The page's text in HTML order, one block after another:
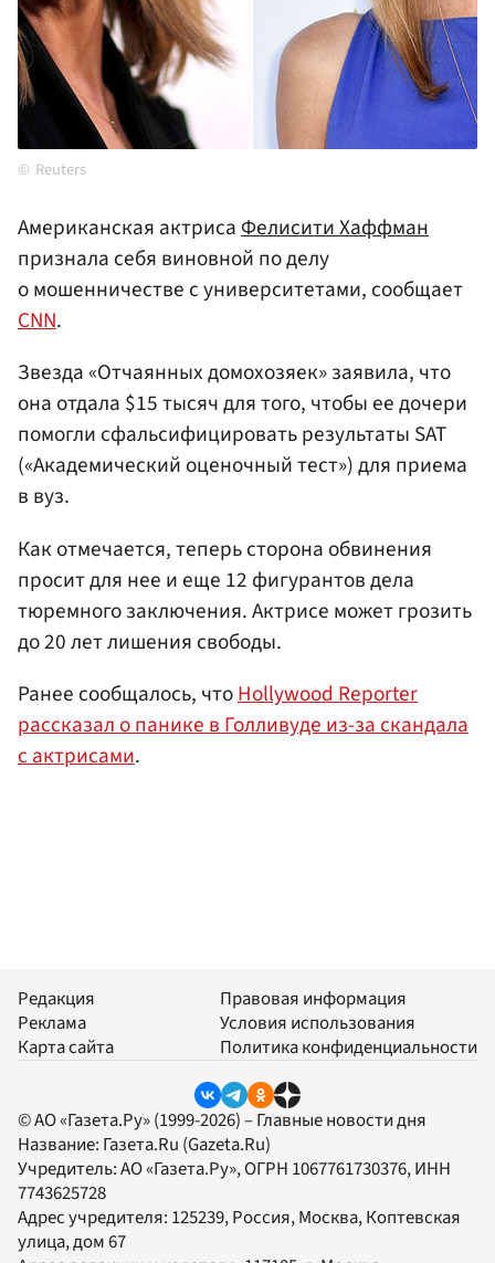
Reuters
Американская актрисаФелисити Хаффман
признала себя виновной по делу
о мошенничестве с университетами, сообщает
CNN.
Звезда «Отчаянных домохозяек» заявила, что
она отдала $15 тысяч для того, чтобы ее дочери
помогли сфальсифицировать результаты SAT
(«Академический оценочный тест») для приема
в вуз.
Как отмечается, теперь сторона обвинения
просит для нее и еще 12 фигурантов дела
тюремного заключения. Актрисе может грозить
до 20 лет лишения свободы.
Ранее сообщалось, чтоHollywood Reporter
рассказал о панике в Голливуде из-за скандала
с актрисами.
Редакция
Реклама
Карта сайта
Правовая информация
Условия использования
Политика конфиденциальности
© АО «Газета.Ру» (1999-2026) – Главные новости дня
Название: Газета.Ru (Gazeta.Ru)
Учредитель:АО «Газета.Ру», ОГРН 1067761730376, ИНН
7743625728
Адрес учредителя: 125239, Россия, Москва, Коптевская
улица, дом 67